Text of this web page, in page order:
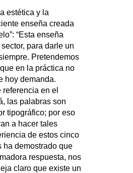
estética y la
enseña creada
“Esta enseña
para darle un
Pretendemos
en la práctica no
hoy demanda.
en el
las palabras son
tipográfico; por eso
a hacer tales
de estos cinco
ha demostrado que
respuesta, nos
claro que existe un